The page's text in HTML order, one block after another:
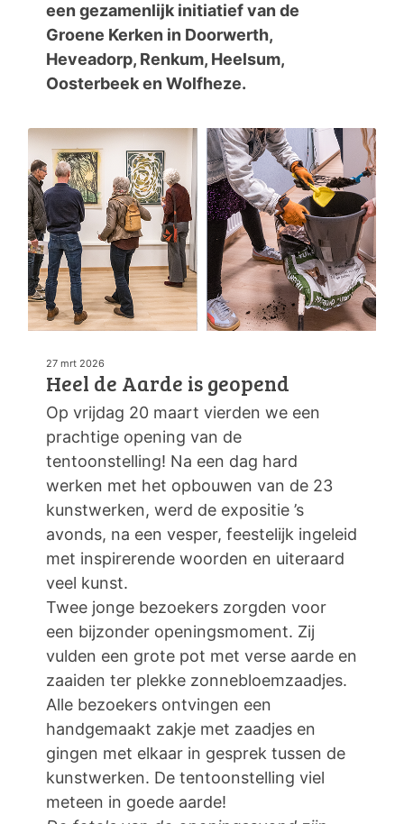
een gezamenlijk initiatief van de
Groene Kerken in Doorwerth,
Heveadorp, Renkum, Heelsum,
Oosterbeek en Wolfheze.
27 mrt 2026
Heel de Aarde is geopend
Op vrijdag 20 maart vierden we een
prachtige opening van de
tentoonstelling! Na een dag hard
werken met het opbouwen van de 23
kunstwerken, werd de expositie ’s
avonds, na een vesper, feestelijk ingeleid
met inspirerende woorden en uiteraard
veel kunst.
Twee jonge bezoekers zorgden voor
een bijzonder openingsmoment. Zij
vulden een grote pot met verse aarde en
zaaiden ter plekke zonnebloemzaadjes.
Alle bezoekers ontvingen een
handgemaakt zakje met zaadjes en
gingen met elkaar in gesprek tussen de
kunstwerken. De tentoonstelling viel
meteen in goede aarde!